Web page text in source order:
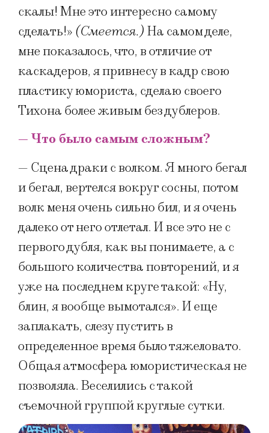
скалы! Мне это интересно самому
сделать!» (Смеется.)На самом деле,
мне показалось, что, в отличие от
каскадеров, я привнесу в кадр свою
пластику юмориста, сделаю своего
Тихона более живым без дублеров.
— Что было самым сложным?
— Сцена драки с волком. Я много бегал
и бегал, вертелся вокруг сосны, потом
волк меня очень сильно бил, и я очень
далеко от него отлетал. И все это не с
первого дубля, как вы понимаете, а с
большого количества повторений, и я
уже на последнем круге такой: «Ну,
блин, я вообще вымотался». И еще
заплакать, слезу пустить в
определенное время было тяжеловато.
Общая атмосфера юмористическая не
позволяла. Веселились с такой
съемочной группой круглые сутки.